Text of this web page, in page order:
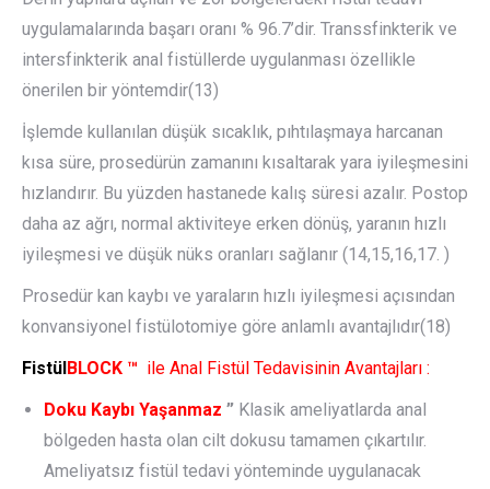
uygulamalarında başarı oranı % 96.7’dir. Transsfinkterik ve
intersfinkterik anal fistüllerde uygulanması özellikle
önerilen bir yöntemdir(13)
İşlemde kullanılan düşük sıcaklık, pıhtılaşmaya harcanan
kısa süre, prosedürün zamanını kısaltarak yara iyileşmesini
hızlandırır. Bu yüzden hastanede kalış süresi azalır. Postop
daha az ağrı, normal aktiviteye erken dönüş, yaranın hızlı
iyileşmesi ve düşük nüks oranları sağlanır (14,15,16,17. )
Prosedür kan kaybı ve yaraların hızlı iyileşmesi açısından
konvansiyonel fistülotomiye göre anlamlı avantajlıdır(18)
FistülBLOCK ™ ile Anal Fistül Tedavisinin Avantajları :
Doku Kaybı Yaşanmaz ” Klasik ameliyatlarda anal
bölgeden hasta olan cilt dokusu tamamen çıkartılır.
Ameliyatsız fistül tedavi yönteminde uygulanacak